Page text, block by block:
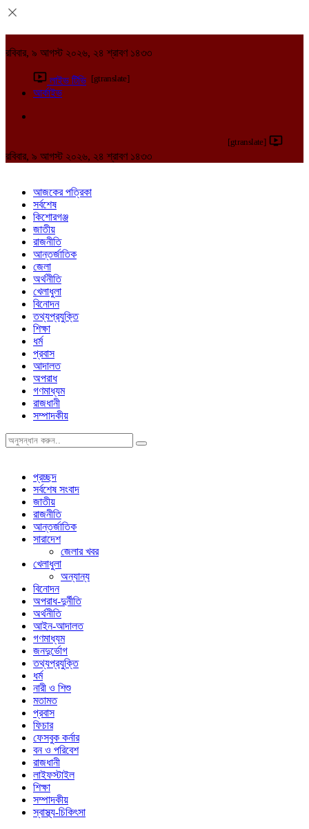
রবিবার, ৯ আগস্ট ২০২৬, ২৪ শ্রাবণ ১৪৩৩
লাইভ টিভি [gtranslate]
আর্কাইভ
[gtranslate]
রবিবার, ৯ আগস্ট ২০২৬, ২৪ শ্রাবণ ১৪৩৩
আজকের পত্রিকা
সর্বশেষ
কিশোরগঞ্জ
জাতীয়
রাজনীতি
আন্তর্জাতিক
জেলা
অর্থনীতি
খেলাধুলা
বিনোদন
তথ্যপ্রযুক্তি
শিক্ষা
ধর্ম
প্রবাস
আদালত
অপরাধ
গণমাধ্যম
রাজধানী
সম্পাদকীয়
প্রচ্ছদ
সর্বশেষ সংবাদ
জাতীয়
রাজনীতি
আন্তর্জাতিক
সারাদেশ
জেলার খবর
খেলাধুলা
অন্যান্য
বিনোদন
অপরাধ-দুর্নীতি
অর্থনীতি
আইন-আদালত
গণমাধ্যম
জনদুর্ভোগ
তথ্যপ্রযুক্তি
ধর্ম
নারী ও শিশু
মতামত
প্রবাস
ফিচার
ফেসবুক কর্নার
বন ও পরিবেশ
রাজধানী
লাইফস্টাইল
শিক্ষা
সম্পাদকীয়
স্বাস্থ্য-চিকিৎসা